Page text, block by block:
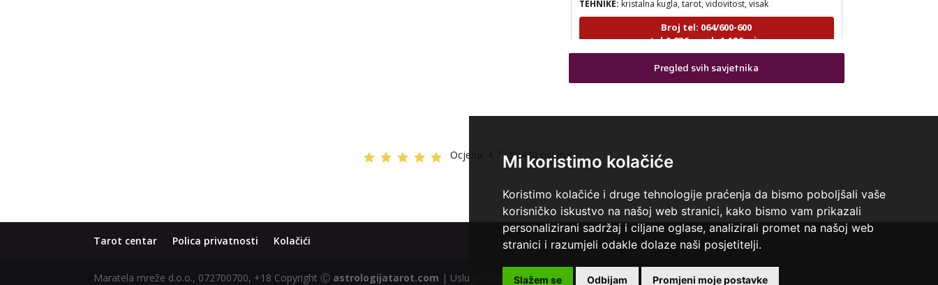
Mi koristimo kolačiće
Koristimo kolačiće i druge tehnologije praćenja da bismo poboljšali vaše
korisničko iskustvo na našoj web stranici, kako bismo vam prikazali
personalizirani sadržaj i ciljane oglase, analizirali promet na našoj web
stranici i razumjeli odakle dolaze naši posjetitelji.
Slažem se Odbijam Promjeni moje postavke
Broj tel: 064/600-600
tel:0,93€ - mob:1,12€ min
Tarot savjetnik je slobodan
Broj tel: 064/600-600
DORA / Kod 37
Tarot savjetnik je slobodan
Pregled svih savjetnika
Ocjena: 4.7 / 5 (430 ocjena)
Tarot centar Polica privatnosti Kolačići
Maratela mreže d.o.o., 072700700, +18 Copyright Ⓒ astrologijatarot.com | Usluge smiju koristiti osobe starije od +18 godina.